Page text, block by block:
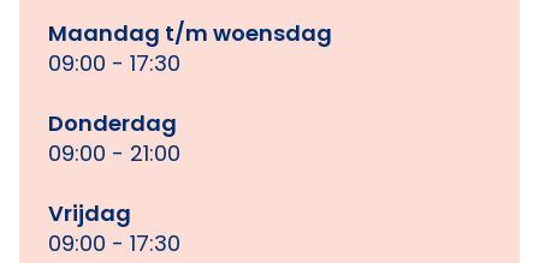
Maandag t/m woensdag
09:00 - 17:30
Donderdag
09:00 - 21:00
Vrijdag
09:00 - 17:30